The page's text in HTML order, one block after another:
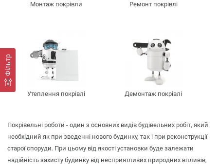
Фільтр
Монтаж покрівли Ремонт покрівлі
Утеплення покрівлі Демонтаж покрівлі
Покрівельні роботи - один з основних видів будівельних робіт, який
необхідний як при зведенні нового будинку, так і при реконструкції
старої споруди. При цьому від якості установки буде залежати
надійність захисту будинку від несприятливих природних впливів,